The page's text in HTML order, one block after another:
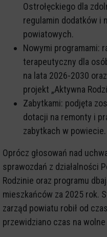
Ostrołęckiego dla
regulamin dodatków i
powiatowych.
Nowymi programami:
terapeutyczny dla
na lata 2026-2030
projekt „Aktywna
Zabytkami: podjęta
dotacji na remonty i
zabytkach w powiecie.
Oprócz głosowań nad
sprawozdań z działalności
Rodzinie oraz programu
mieszkańców za 2025 rok.
zarząd powiatu robił od
przewidziano czas na